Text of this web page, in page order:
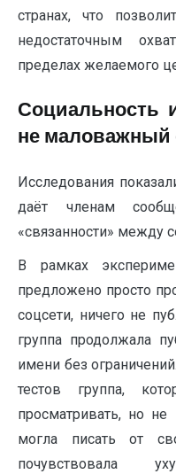
странах, что
недостаточным
пределах желаемого
Социальность
не маловажный
Исследования
даёт членам
«связанности» между
В рамках
предложено просто
соцсети, ничего не
группа продолжала
имени без
тестов группа,
просматривать, но
могла писать от
почувствовала